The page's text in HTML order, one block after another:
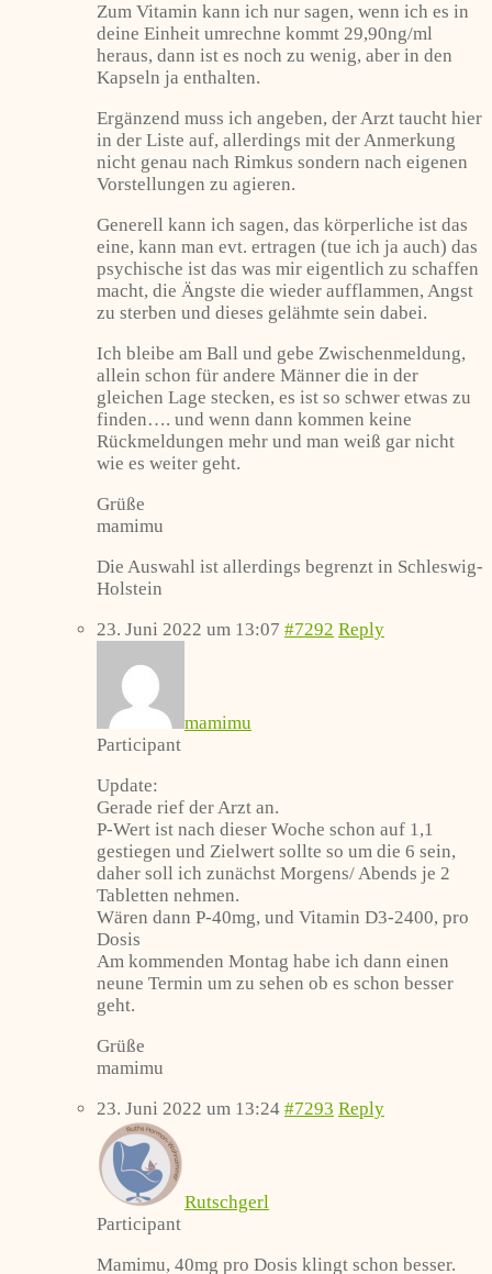
Zum Vitamin kann ich nur sagen, wenn ich es in
deine Einheit umrechne kommt 29,90ng/ml
heraus, dann ist es noch zu wenig, aber in den
Kapseln ja enthalten.
Ergänzend muss ich angeben, der Arzt taucht hier
in der Liste auf, allerdings mit der Anmerkung
nicht genau nach Rimkus sondern nach eigenen
Vorstellungen zu agieren.
Generell kann ich sagen, das körperliche ist das
eine, kann man evt. ertragen (tue ich ja auch) das
psychische ist das was mir eigentlich zu schaffen
macht, die Ängste die wieder aufflammen, Angst
zu sterben und dieses gelähmte sein dabei.
Ich bleibe am Ball und gebe Zwischenmeldung,
allein schon für andere Männer die in der
gleichen Lage stecken, es ist so schwer etwas zu
finden…. und wenn dann kommen keine
Rückmeldungen mehr und man weiß gar nicht
wie es weiter geht.
Grüße
mamimu
Die Auswahl ist allerdings begrenzt in Schleswig-
Holstein
23. Juni 2022 um 13:07 #7292 Reply
mamimu
Participant
Update:
Gerade rief der Arzt an.
P-Wert ist nach dieser Woche schon auf 1,1
gestiegen und Zielwert sollte so um die 6 sein,
daher soll ich zunächst Morgens/ Abends je 2
Tabletten nehmen.
Wären dann P-40mg, und Vitamin D3-2400, pro
Dosis
Am kommenden Montag habe ich dann einen
neune Termin um zu sehen ob es schon besser
geht.
Grüße
mamimu
23. Juni 2022 um 13:24 #7293 Reply
Rutschgerl
Participant
Mamimu, 40mg pro Dosis klingt schon besser.